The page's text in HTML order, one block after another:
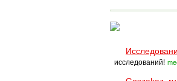
исследований!